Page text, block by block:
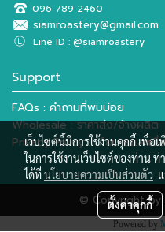
096 789 2460
siamroastery@gmail.com
Ⓛ Line ID : @siamroastery
Support
FAQs : คำถามที่พบบ่อย
Wholesale : ราคาส่ง/จ้างผลิต
Privacy Policy : นโยบายและเงื่
© Copyright by
Powered by
เว็บไซต์นี้มีการใช้งานคุกกี้ เพื่
ในการใช้งานเว็บไซต์ของท่าน
ได้ที่นโยบายความเป็นส่วนตัว
ตั้งค่าคุกกี้